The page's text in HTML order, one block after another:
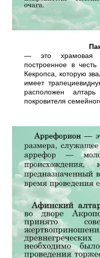
— это храмовая
построенное в
Кекропса, которую
имеет
расположен
покровителя